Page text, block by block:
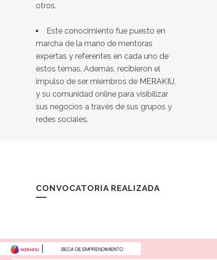
otros.
Este conocimiento fue puesto en
marcha de la mano de mentoras
expertas y referentes en cada uno de
estos temas. Además, recibieron el
impulso de ser miembros de MERAKIU
y su comunidad online para visibilizar
sus negocios a través de sus grupos y
redes sociales.
CONVOCATORIA REALIZADA